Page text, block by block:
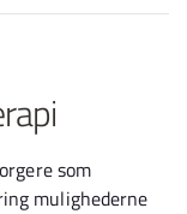
som
mulighederne